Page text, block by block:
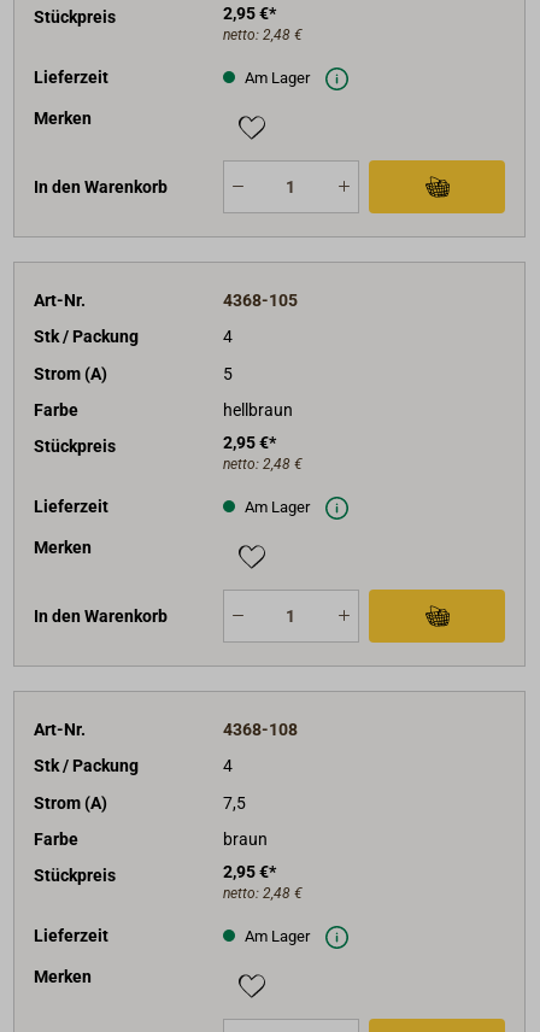
Stückpreis
2,95 €*
netto: 2,48 €
Lieferzeit Am Lager
Merken
In den Warenkorb
Art-Nr.
4368-105
Stk / Packung
4
Strom (A)
5
Farbe
hellbraun
Stückpreis
2,95 €*
netto: 2,48 €
Lieferzeit Am Lager
Merken
In den Warenkorb
Art-Nr.
4368-108
Stk / Packung
4
Strom (A)
7,5
Farbe
braun
Stückpreis
2,95 €*
netto: 2,48 €
Lieferzeit Am Lager
Merken